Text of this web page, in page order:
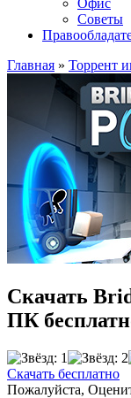
Офис
Советы
Главная » Торрент
Скачать
ПК
Скачать бесплатно
Пожалуйста,